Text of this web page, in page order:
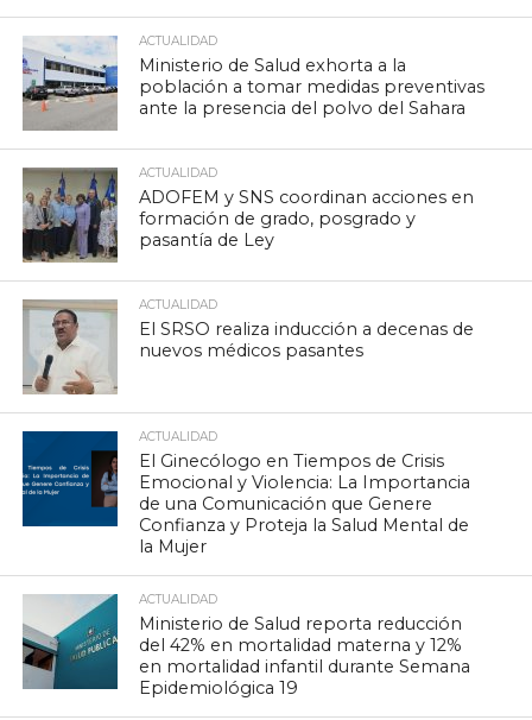
ACTUALIDAD
Ministerio de Salud exhorta a la
población a tomar medidas preventivas
ante la presencia del polvo del Sahara
ACTUALIDAD
ADOFEM y SNS coordinan acciones en
formación de grado, posgrado y
pasantía de Ley
ACTUALIDAD
El SRSO realiza inducción a decenas de
nuevos médicos pasantes
ACTUALIDAD
El Ginecólogo en Tiempos de Crisis
Emocional y Violencia: La Importancia
de una Comunicación que Genere
Confianza y Proteja la Salud Mental de
la Mujer
ACTUALIDAD
Ministerio de Salud reporta reducción
del 42% en mortalidad materna y 12%
en mortalidad infantil durante Semana
Epidemiológica 19